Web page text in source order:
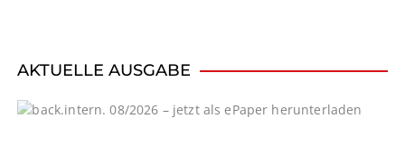
AKTUELLE AUSGABE